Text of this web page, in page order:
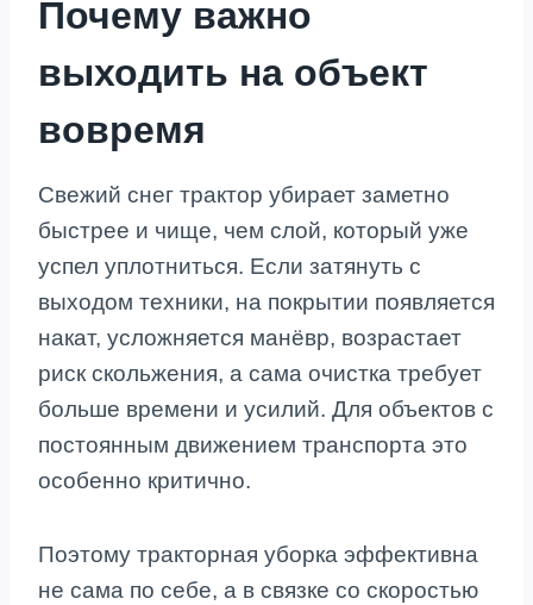
Почему важно
выходить на объект
вовремя
Свежий снег трактор убирает заметно
быстрее и чище, чем слой, который уже
успел уплотниться. Если затянуть с
выходом техники, на покрытии появляется
накат, усложняется манёвр, возрастает
риск скольжения, а сама очистка требует
больше времени и усилий. Для объектов с
постоянным движением транспорта это
особенно критично.
Поэтому тракторная уборка эффективна
не сама по себе, а в связке со скоростью